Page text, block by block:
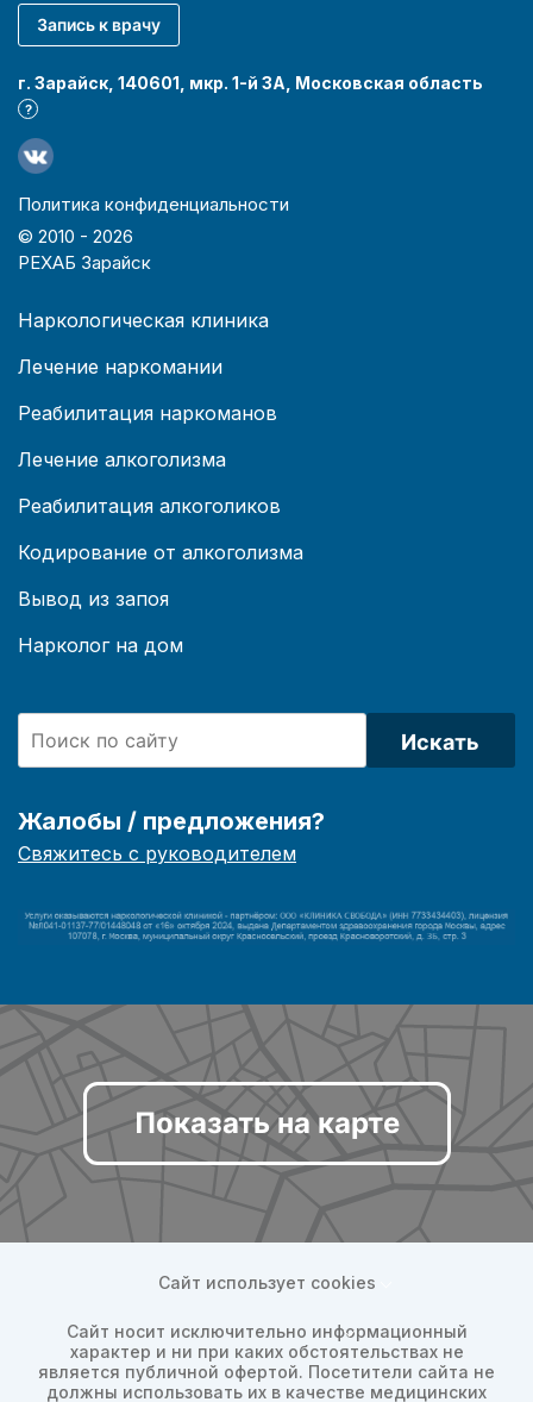
Запись к врачу
г. Зарайск, 140601, мкр. 1-й 3А, Московская область
?
Политика конфиденциальности
© 2010 - 2026
РЕХАБ Зарайск
Наркологическая клиника
Лечение наркомании
Реабилитация наркоманов
Лечение алкоголизма
Реабилитация алкоголиков
Кодирование от алкоголизма
Вывод из запоя
Нарколог на дом
Искать
Жалобы / предложения?
Свяжитесь с руководителем
Показать на карте
Сайт использует cookies
Сайт носит исключительно информационный
характер и ни при каких обстоятельствах не
является публичной офертой. Посетители сайта не
должны использовать их в качестве медицинских